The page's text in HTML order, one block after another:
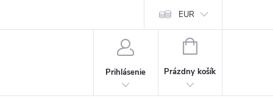
EUR
Prihlásenie
NÁKUPNÝ
Prázdny košík